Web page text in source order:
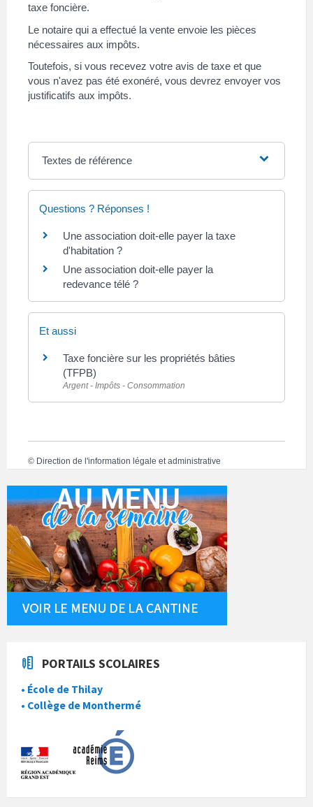
taxe foncière.
Le notaire qui a effectué la vente envoie les pièces
nécessaires aux impôts.
Toutefois, si vous recevez votre avis de taxe et que
vous n'avez pas été exonéré, vous devrez envoyer vos
justificatifs aux impôts.
Textes de référence
Questions ? Réponses !
Une association doit-elle payer la taxe
d'habitation ?
Une association doit-elle payer la
redevance télé ?
Et aussi
Taxe foncière sur les propriétés bâties
(TFPB)
Argent - Impôts - Consommation
© Direction de l'information légale et administrative
PORTAILS SCOLAIRES
• École de Thilay
• Collège de Monthermé